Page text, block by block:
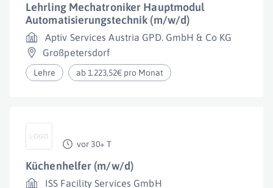
Lehrling Mechatroniker Hauptmodul
Automatisierungstechnik (m/w/d)
Aptiv Services Austria GPD. GmbH & Co KG
Großpetersdorf
Lehre ab 1.223,52€ pro Monat
vor 30+ T
Küchenhelfer (m/w/d)
ISS Facility Services GmbH